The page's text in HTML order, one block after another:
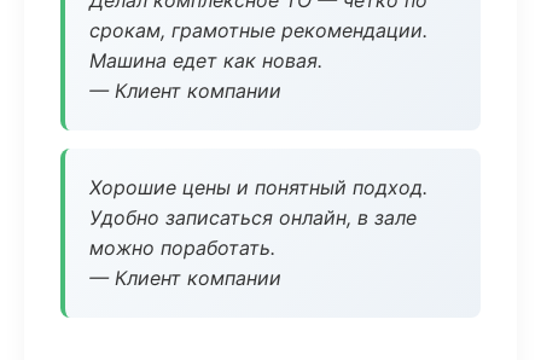
срокам, грамотные рекомендации.
Машина едет как новая.
— Клиент компании
Хорошие цены и понятный подход.
Удобно записаться онлайн, в зале
можно поработать.
— Клиент компании